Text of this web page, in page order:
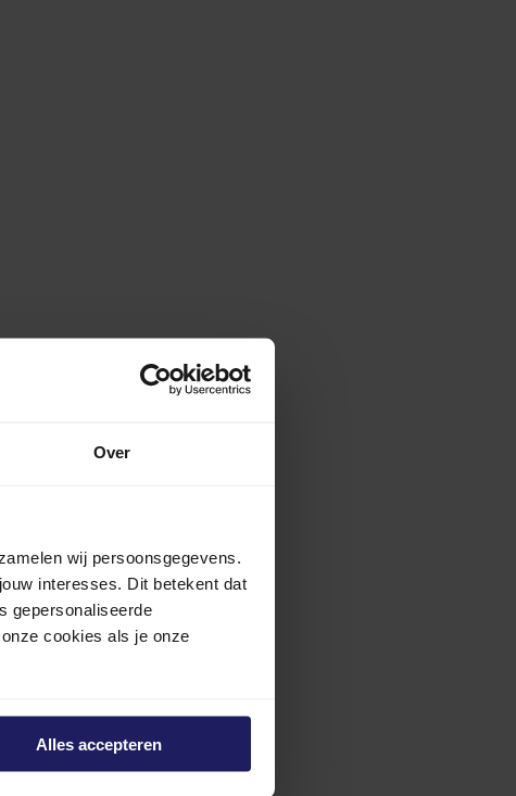
Over
wij persoonsgegevens.
interesses. Dit betekent dat
gepersonaliseerde
cookies als je onze
Alles accepteren